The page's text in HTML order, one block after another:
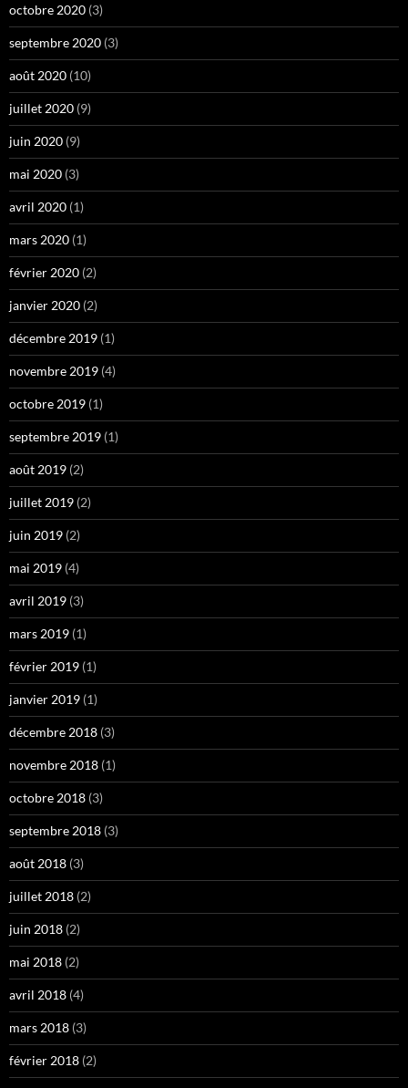
octobre 2020 (3)
septembre 2020 (3)
août 2020 (10)
juillet 2020 (9)
juin 2020 (9)
mai 2020 (3)
avril 2020 (1)
mars 2020 (1)
février 2020 (2)
janvier 2020 (2)
décembre 2019 (1)
novembre 2019 (4)
octobre 2019 (1)
septembre 2019 (1)
août 2019 (2)
juillet 2019 (2)
juin 2019 (2)
mai 2019 (4)
avril 2019 (3)
mars 2019 (1)
février 2019 (1)
janvier 2019 (1)
décembre 2018 (3)
novembre 2018 (1)
octobre 2018 (3)
septembre 2018 (3)
août 2018 (3)
juillet 2018 (2)
juin 2018 (2)
mai 2018 (2)
avril 2018 (4)
mars 2018 (3)
février 2018 (2)